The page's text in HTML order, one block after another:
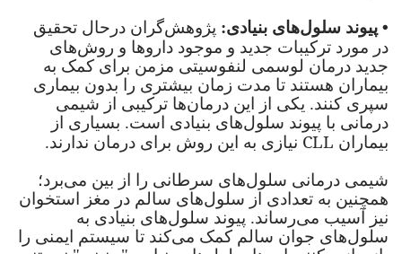
• پیوند سلول‌های بنیادی: پژوهش‌گران درحال تحقیق
در مورد ترکیبات جدید و موجود دارو‌ها و روش‌های
جدید درمان لوسمی لنفوسیتی مزمن برای کمک به
بیماران هستند تا مدت زمان بیشتری را بدون بیماری
سپری کنند. یکی از این درمان‌ها ترکیبی از شیمی
درمانی با پیوند سلول‌های بنیادی است. بسیاری از
بیماران CLL نیازی به این روش برای درمان ندارند.
شیمی درمانی سلول‌های سرطانی را از بین می‌برد؛
همچنین به تعدادی از سلول‌های سالم در مغز استخوان
نیز آسیب می‌رساند. پیوند سلول‌های بنیادی به
سلول‌های جوان سالم کمک می‌کند تا سیستم ایمنی را